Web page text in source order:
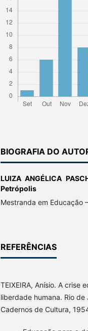
BIOGRAFIA DO
LUIZA ANGÉLICA
Petrópolis
Mestranda em Educação
REFERÊNCIAS
TEIXEIRA, Anísio. A crise
liberdade humana. Rio
Cadernos de Cultura,